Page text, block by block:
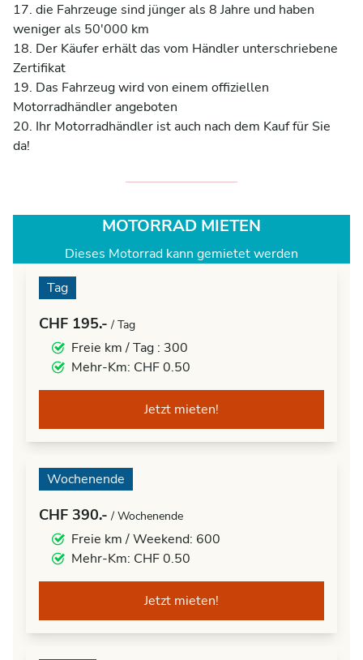
17. die Fahrzeuge sind jünger als 8 Jahre und haben
weniger als 50'000 km
18. Der Käufer erhält das vom Händler unterschriebene
Zertifikat
19. Das Fahrzeug wird von einem offiziellen
Motorradhändler angeboten
20. Ihr Motorradhändler ist auch nach dem Kauf für Sie
MOTORRAD MIETEN
Dieses Motorrad kann gemietet werden
Tag
CHF 195.- / Tag
Freie km / Tag : 300
Mehr-Km: CHF 0.50
Jetzt mieten!
Wochenende
CHF 390.- / Wochenende
Freie km / Weekend: 600
Mehr-Km: CHF 0.50
Jetzt mieten!